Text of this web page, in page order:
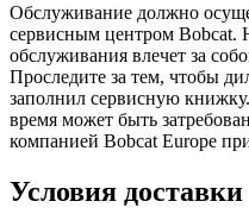
Обслуживание должно
сервисным центром Bobcat.
обслуживания влечет за
Проследите за тем, чтобы
заполнил сервисную
время может быть
компанией Bobcat Europe
Условия доставки